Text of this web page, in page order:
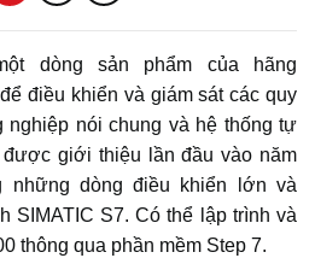
dòng sản phẩm của hãng
điều khiển và giám sát các quy
nghiệp nói chung và hệ thống tự
giới thiệu lần đầu vào năm
những dòng điều khiển lớn và
SIMATIC S7. Có thể lập trình và
thông qua phần mềm Step 7.